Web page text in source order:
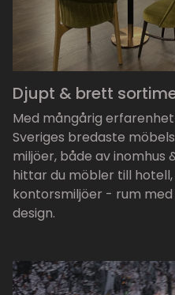
Djupt & brett
Med mångårig
Sveriges bredaste
miljöer, både av inomhus
hittar du möbler till
kontorsmiljöer - rum
design.